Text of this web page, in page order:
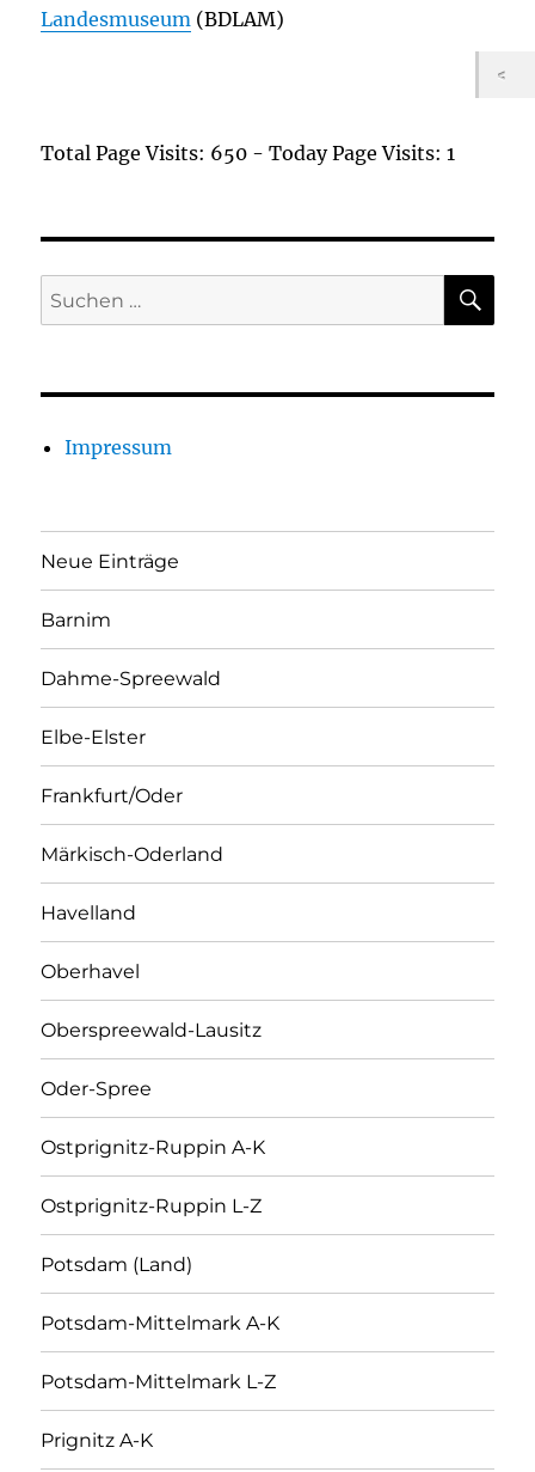
Landesmuseum (BDLAM)
Total Page Visits: 650 - Today Page Visits: 1
Suchen
nach:
Impressum
Neue Einträge
Barnim
Dahme-Spreewald
Elbe-Elster
Frankfurt/Oder
Märkisch-Oderland
Havelland
Oberhavel
Oberspreewald-Lausitz
Oder-Spree
Ostprignitz-Ruppin A-K
Ostprignitz-Ruppin L-Z
Potsdam (Land)
Potsdam-Mittelmark A-K
Potsdam-Mittelmark L-Z
Prignitz A-K